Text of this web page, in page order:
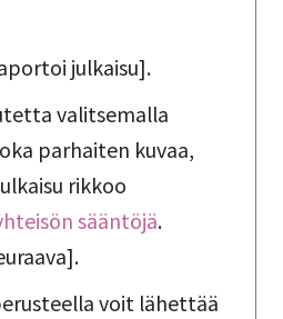
julkaisu].
valitsemalla
parhaiten kuvaa,
rikkoo
sääntöjä.
voit lähettää